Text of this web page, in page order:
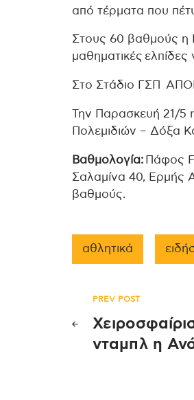
από τέρματα που
Στους 60 βαθμούς η
μαθηματικές
Στο Στάδιο ΓΣΠ
Την Παρασκευή 21/5
Πολεμιδιών – Δόξα
Βαθμολογία:
Πάφος
Σαλαμίνα 40, Ερμής
βαθμούς.
αθλητικά
PREV POST
νταμπλ η